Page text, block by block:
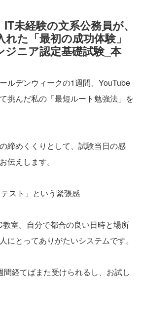
IT未経験の文系公務員が、
た「最初の成功体験」
ジニア認定基礎試験_本
ルデンウィークの1週間、YouTube
挑んだ私の「最短ルート勉強法」を
締めくくりとして、試験当日の感
伝えします。
スト」という緊張感
室。自分で都合の良い日時と場所
にとってありがたいシステムです。
間経てばまた受けられるし、お試し